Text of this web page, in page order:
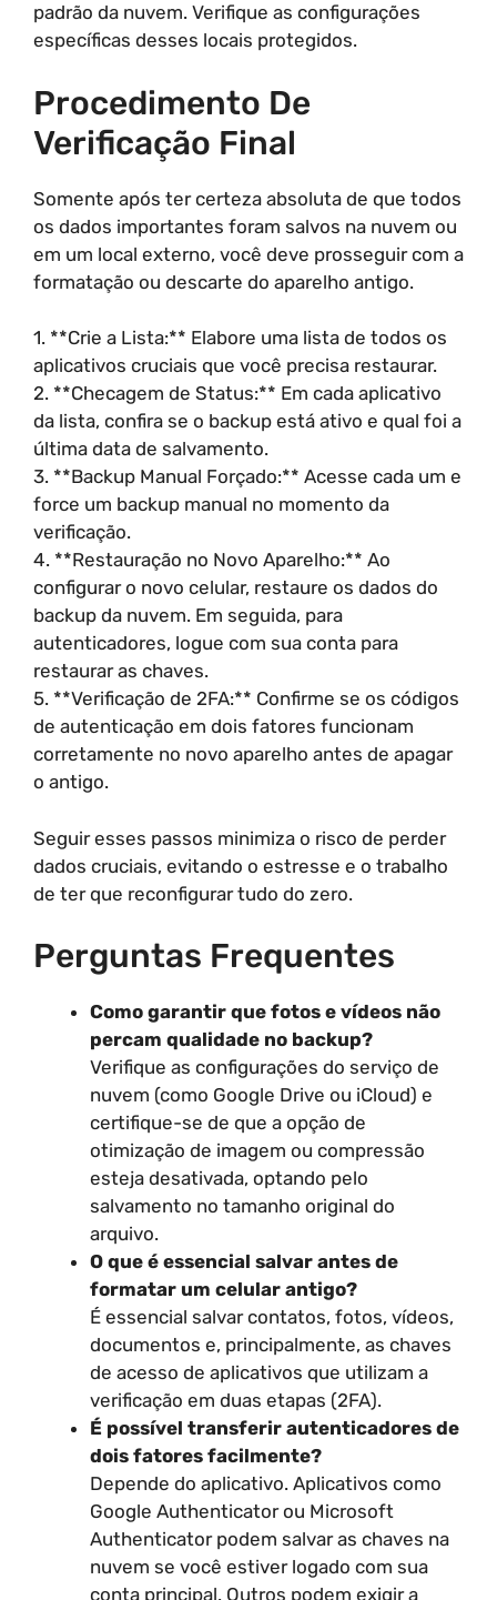
padrão da nuvem. Verifique as configurações
específicas desses locais protegidos.
Procedimento De
Verificação Final
Somente após ter certeza absoluta de que todos
os dados importantes foram salvos na nuvem ou
em um local externo, você deve prosseguir com a
formatação ou descarte do aparelho antigo.
1. **Crie a Lista:** Elabore uma lista de todos os
aplicativos cruciais que você precisa restaurar.
2. **Checagem de Status:** Em cada aplicativo
da lista, confira se o backup está ativo e qual foi a
última data de salvamento.
3. **Backup Manual Forçado:** Acesse cada um e
force um backup manual no momento da
verificação.
4. **Restauração no Novo Aparelho:** Ao
configurar o novo celular, restaure os dados do
backup da nuvem. Em seguida, para
autenticadores, logue com sua conta para
restaurar as chaves.
5. **Verificação de 2FA:** Confirme se os códigos
de autenticação em dois fatores funcionam
corretamente no novo aparelho antes de apagar
o antigo.
Seguir esses passos minimiza o risco de perder
dados cruciais, evitando o estresse e o trabalho
de ter que reconfigurar tudo do zero.
Perguntas Frequentes
Como garantir que fotos e vídeos não
percam qualidade no backup?
Verifique as configurações do serviço de
nuvem (como Google Drive ou iCloud) e
certifique-se de que a opção de
otimização de imagem ou compressão
esteja desativada, optando pelo
salvamento no tamanho original do
arquivo.
O que é essencial salvar antes de
formatar um celular antigo?
É essencial salvar contatos, fotos, vídeos,
documentos e, principalmente, as chaves
de acesso de aplicativos que utilizam a
verificação em duas etapas (2FA).
É possível transferir autenticadores de
dois fatores facilmente?
Depende do aplicativo. Aplicativos como
Google Authenticator ou Microsoft
Authenticator podem salvar as chaves na
nuvem se você estiver logado com sua
conta principal. Outros podem exigir a